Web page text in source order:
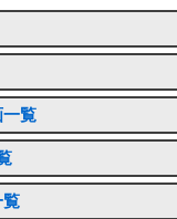
一覧